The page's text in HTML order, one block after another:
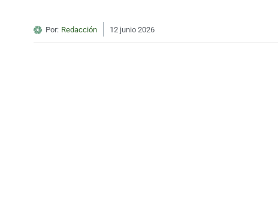
Por: Redacción 12 junio 2026